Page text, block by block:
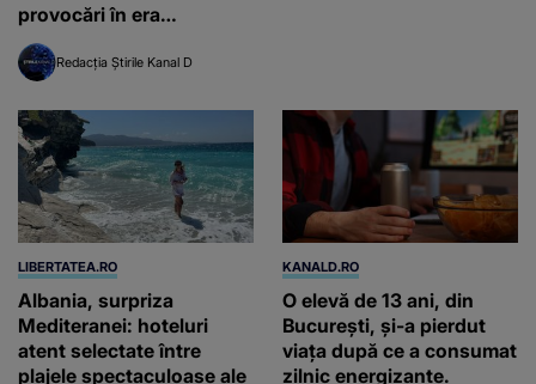
provocări în era
inteligenței artificiale
Redacția Știrile Kanal D
LIBERTATEA.RO
Albania, surpriza
Mediteranei: hoteluri
atent selectate între
plajele spectaculoase ale
KANALD.RO
O elevă de 13 ani, din
București, și-a pierdut
viața după ce a consumat
zilnic energizante.